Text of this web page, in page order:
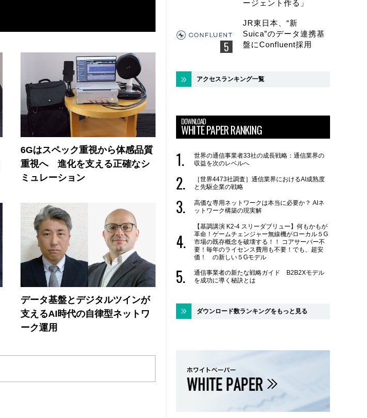
6Gはスペック重視から体感品質
重視へ 進化を支える正確なシ
ミュレーション
データ基盤とデジタルツインが
支えるAI時代の自律型ネットワ
ーク運用
ージェント作る」
JR東日本、“新
Suica”のデータ連携基
盤にConfluent採用
アクセスランキング一覧
DOWNLOAD
WHITE PAPER RANKING
世界の通信事業者33社の成長戦略：通信業界の
収益を次のレベルへ
［世界4473社調査］通信業界におけるAI成熟度
と先駆企業の戦略
高価な専用ネットワークは本当に必要か？ AIネ
ットワーク構築の現実解
【基調講演 K2-4 スリーダブリュー】何もかもが
革命！ゲームチェンジャー無線機がローカル５G
市場の既存概念を破壊する！！ コアサーバー不
要！毎年のライセンス費用も不要！でも、超安
価！ の新しい５Gモデル
通信事業者の新たな戦略ガイド B2B2Xモデル
を成功に導く秘訣とは
ダウンロード数ランキングをもっと見る